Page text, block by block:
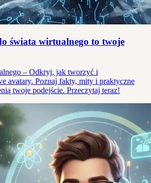
świata wirtualnego to twoje
– Odkryj, jak tworzyć i
avatary. Poznaj fakty, mity i praktyczne
twoje podejście. Przeczytaj teraz!